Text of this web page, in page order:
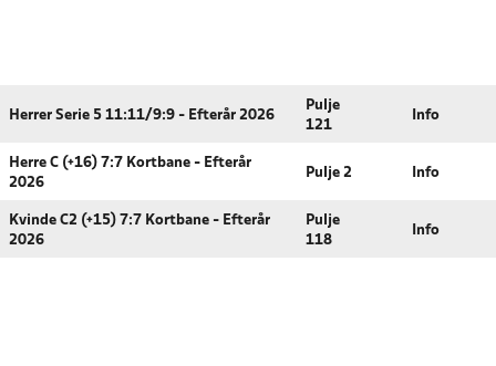
Herrer Serie 5 11:11/9:9 - Efterår 2026
Pulje
121
Info
Herre C (+16) 7:7 Kortbane - Efterår
2026
Pulje 2 Info
Kvinde C2 (+15) 7:7 Kortbane - Efterår
2026
Pulje
118
Info